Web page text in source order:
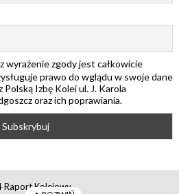
wyrażenie zgody jest całkowicie
prawo do wglądu w swoje dane
Izbę Kolei ul. J. Karola
oraz ich poprawiania.
Raport Kolejowy